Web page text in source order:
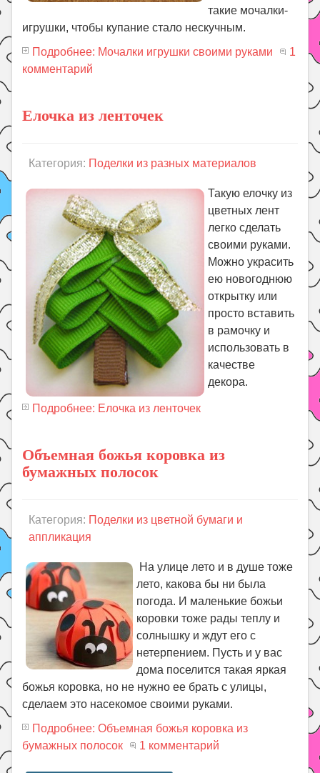
такие мочалки-
игрушки, чтобы купание стало нескучным.
Подробнее: Мочалки игрушки своими руками
1
комментарий
Елочка из ленточек
Категория: Поделки из разных материалов
Такую елочку из
цветных лент
легко сделать
своими руками.
Можно украсить
ею новогоднюю
открытку или
просто вставить
в рамочку и
использовать в
качестве
декора.
Подробнее: Елочка из ленточек
Объемная божья коровка из
бумажных полосок
Категория: Поделки из цветной бумаги и
аппликация
На улице лето и в душе тоже
лето, какова бы ни была
погода. И маленькие божьи
коровки тоже рады теплу и
солнышку и ждут его с
нетерпением. Пусть и у вас
дома поселится такая яркая
божья коровка, но не нужно ее брать с улицы,
сделаем это насекомое своими руками.
Подробнее: Объемная божья коровка из
бумажных полосок
1 комментарий